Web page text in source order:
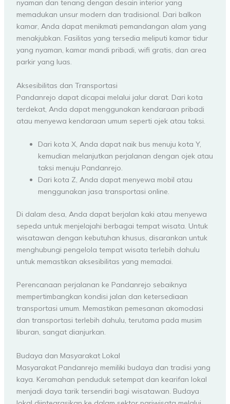
nyaman dan tenang dengan desain interior yang
memadukan unsur modern dan tradisional. Dari balkon
kamar, Anda dapat menikmati pemandangan alam yang
menakjubkan. Fasilitas yang tersedia meliputi kamar tidur
yang nyaman, kamar mandi pribadi, wifi gratis, dan area
parkir yang luas.
Aksesibilitas dan Transportasi
Pandanrejo dapat dicapai melalui jalur darat. Dari kota
terdekat, Anda dapat menggunakan kendaraan pribadi
atau menyewa kendaraan umum seperti ojek atau taksi.
Dari kota X, Anda dapat naik bus menuju kota Y,
kemudian melanjutkan perjalanan dengan ojek atau
taksi menuju Pandanrejo.
Dari kota Z, Anda dapat menyewa mobil atau
menggunakan jasa transportasi online.
Di dalam desa, Anda dapat berjalan kaki atau menyewa
sepeda untuk menjelajahi berbagai tempat wisata. Untuk
wisatawan dengan kebutuhan khusus, disarankan untuk
menghubungi pengelola tempat wisata terlebih dahulu
untuk memastikan aksesibilitas yang memadai.
Perencanaan perjalanan ke Pandanrejo sebaiknya
mempertimbangkan kondisi jalan dan ketersediaan
transportasi umum. Memastikan pemesanan akomodasi
dan transportasi terlebih dahulu, terutama pada musim
liburan, sangat dianjurkan.
Budaya dan Masyarakat Lokal
Masyarakat Pandanrejo memiliki budaya dan tradisi yang
kaya. Keramahan penduduk setempat dan kearifan lokal
menjadi daya tarik tersendiri bagi wisatawan. Budaya